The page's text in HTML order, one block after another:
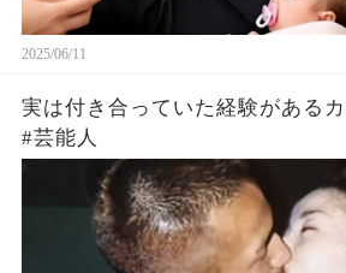
2025/06/11
実は付き合っていた経験がある
#芸能人